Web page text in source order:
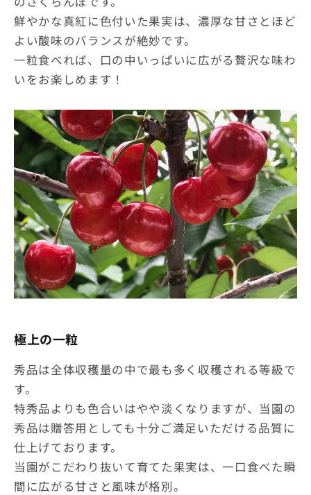
鮮やかな真紅に色付いた果実は、濃厚な甘さとほど
よい酸味のバランスが絶妙です。
一粒食べれば、口の中いっぱいに広がる贅沢な味わ
いをお楽しめます！
極上の一粒
秀品は全体収穫量の中で最も多く収穫される等級で
す。
特秀品よりも色合いはやや淡くなりますが、当園の
秀品は贈答用としても十分ご満足いただける品質に
仕上げております。
当園がこだわり抜いて育てた果実は、一口食べた瞬
間に広がる甘さと風味が格別。